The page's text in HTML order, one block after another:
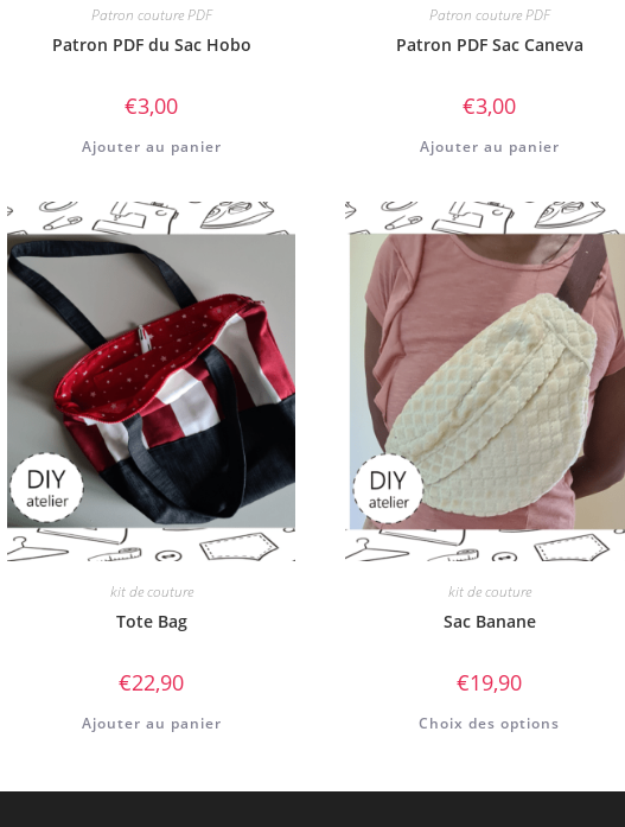
Patron couture PDF
Patron PDF du Sac Hobo
€3,00
Ajouter au panier
Patron couture PDF
Patron PDF Sac Caneva
€3,00
Ajouter au panier
kit de couture
Tote Bag
€22,90
Ajouter au panier
kit de couture
Sac Banane
€19,90
Choix des options